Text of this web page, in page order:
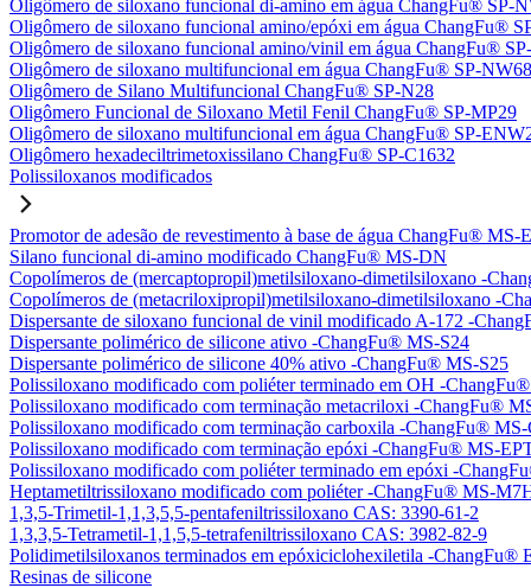
Oligômero de siloxano funcional di-amino em água ChangFu® SP-
Oligômero de siloxano funcional amino/epóxi em água ChangFu®
Oligômero de siloxano funcional amino/vinil em água ChangFu®
Oligômero de siloxano multifuncional em água ChangFu® SP-NW68
Oligômero de Silano Multifuncional ChangFu® SP-N28
Oligômero Funcional de Siloxano Metil Fenil ChangFu® SP-MP29
Oligômero de siloxano multifuncional em água ChangFu® SP-
Oligômero hexadeciltrimetoxissilano ChangFu® SP-C1632
Polissiloxanos modificados
Promotor de adesão de revestimento à base de água ChangFu® MS-
Silano funcional di-amino modificado ChangFu® MS-DN
Copolímeros de (mercaptopropil)metilsiloxano-dimetilsiloxano -
Copolímeros de (metacriloxipropil)metilsiloxano-dimetilsiloxano -
Dispersante de siloxano funcional de vinil modificado A-172 -
Dispersante polimérico de silicone ativo -ChangFu® MS-S24
Dispersante polimérico de silicone 40% ativo -ChangFu® MS-S25
Polissiloxano modificado com poliéter terminado em OH -
Polissiloxano modificado com terminação metacriloxi -ChangFu®
Polissiloxano modificado com terminação carboxila -ChangFu®
Polissiloxano modificado com terminação epóxi -ChangFu® MS-
Polissiloxano modificado com poliéter terminado em epóxi -
Heptametiltrissiloxano modificado com poliéter -ChangFu® MS-
1,3,5-Trimetil-1,1,3,5,5-pentafeniltrissiloxano CAS: 3390-61-2
1,3,3,5-Tetrametil-1,1,5,5-tetrafeniltrissiloxano CAS: 3982-82-9
Polidimetilsiloxanos terminados em epóxiciclohexiletila -ChangFu®
Resinas de silicone